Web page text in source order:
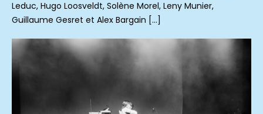
Leduc, Hugo Loosveldt, Solène Morel, Leny Munier,
Guillaume Gesret et Alex Bargain […]